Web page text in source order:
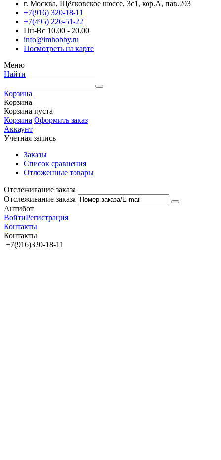
г. Москва, Щёлковское шоссе, 3с1, кор.А, пав.203
+7(916) 320-18-11
+7(495) 226-51-22
Пн-Вс 10.00 - 20.00
info@imhobby.ru
Посмотреть на карте
Меню
Найти
Корзина
Корзина
Корзина пуста
Корзина Оформить заказ
Аккаунт
Учетная запись
Заказы
Список сравнения
Отложенные товары
Отслеживание заказа
Отслеживание заказа
Антибот
ВойтиРегистрация
Контакты
Контакты
+7(916)320-18-11